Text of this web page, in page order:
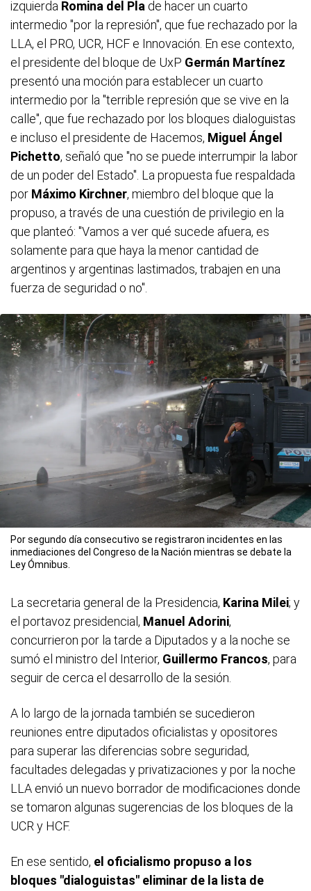
izquierda Romina del Pla de hacer un cuarto
intermedio "por la represión", que fue rechazado por la
LLA, el PRO, UCR, HCF e Innovación. En ese contexto,
el presidente del bloque de UxP Germán Martínez
presentó una moción para establecer un cuarto
intermedio por la "terrible represión que se vive en la
calle", que fue rechazado por los bloques dialoguistas
e incluso el presidente de Hacemos, Miguel Ángel
Pichetto, señaló que "no se puede interrumpir la labor
de un poder del Estado". La propuesta fue respaldada
por Máximo Kirchner, miembro del bloque que la
propuso, a través de una cuestión de privilegio en la
que planteó: "Vamos a ver qué sucede afuera, es
solamente para que haya la menor cantidad de
argentinos y argentinas lastimados, trabajen en una
fuerza de seguridad o no".
Por segundo día consecutivo se registraron incidentes en las
inmediaciones del Congreso de la Nación mientras se debate la
Ley Ómnibus.
La secretaria general de la Presidencia, Karina Milei; y
el portavoz presidencial, Manuel Adorini,
concurrieron por la tarde a Diputados y a la noche se
sumó el ministro del Interior, Guillermo Francos, para
seguir de cerca el desarrollo de la sesión.
A lo largo de la jornada también se sucedieron
reuniones entre diputados oficialistas y opositores
para superar las diferencias sobre seguridad,
facultades delegadas y privatizaciones y por la noche
LLA envió un nuevo borrador de modificaciones donde
se tomaron algunas sugerencias de los bloques de la
UCR y HCF.
En ese sentido, el oficialismo propuso a los
bloques "dialoguistas" eliminar de la lista de